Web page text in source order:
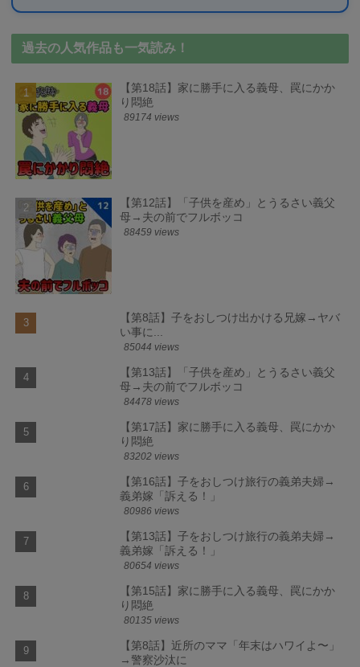
過去の人気作品も一気読み！
【第18話】家に勝手に入る義母、罠にかか
り悶絶
89174 views
【第12話】「子供を産め」とうるさい義父
母→夫の前でフルボッコ
88459 views
【第8話】子をおしつけ出かける兄嫁→ヤバ
い事に...
85044 views
【第13話】「子供を産め」とうるさい義父
母→夫の前でフルボッコ
84478 views
【第17話】家に勝手に入る義母、罠にかか
り悶絶
83202 views
【第16話】子をおしつけ旅行の義弟夫婦→
義弟嫁「訴える！」
80986 views
【第13話】子をおしつけ旅行の義弟夫婦→
義弟嫁「訴える！」
80654 views
【第15話】家に勝手に入る義母、罠にかか
り悶絶
80135 views
【第8話】近所のママ「年末はハワイよ〜」
→警察沙汰に